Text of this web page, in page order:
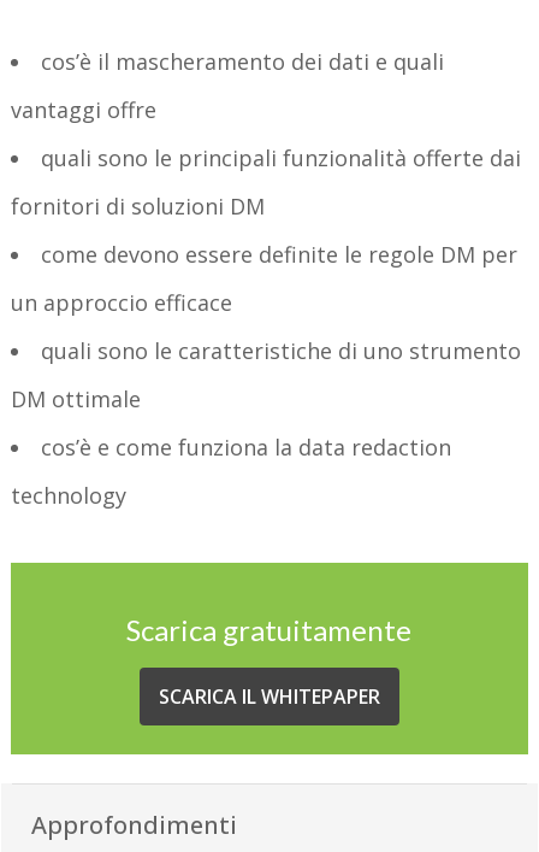
cos’è il mascheramento dei dati e quali
vantaggi offre
quali sono le principali funzionalità offerte dai
fornitori di soluzioni DM
come devono essere definite le regole DM per
un approccio efficace
quali sono le caratteristiche di uno strumento
DM ottimale
cos’è e come funziona la data redaction
technology
Scarica gratuitamente
SCARICA IL WHITEPAPER
Approfondimenti